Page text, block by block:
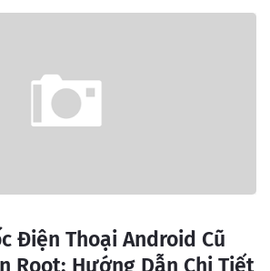
Điện Thoại Android Cũ
Root: Hướng Dẫn Chi Tiết